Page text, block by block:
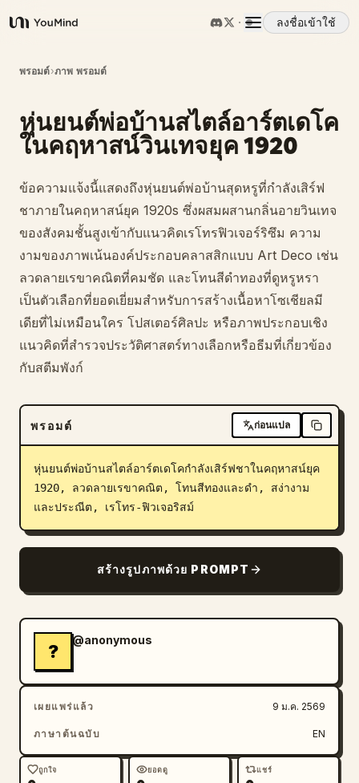
YouMind
ลงชื่อเข้าใช้
ภาพรวม
กรณีการใช้งาน
พรอมต์
ราคา
ดาวน์โหลด
อัปเดต
พรอมต์›ภาพ พรอมต์
หุ่นยนต์พ่อบ้านสไตล์อาร์ตเดโค
ในคฤหาสน์วินเทจยุค 1920
ข้อความแจ้งนี้แสดงถึงหุ่นยนต์พ่อบ้านสุดหรูที่กำลังเสิร์ฟ
ชาภายในคฤหาสน์ยุค 1920s ซึ่งผสมผสานกลิ่นอายวินเทจ
ของสังคมชั้นสูงเข้ากับแนวคิดเรโทรฟิวเจอร์ริซึม ความ
งามของภาพเน้นองค์ประกอบคลาสสิกแบบ Art Deco เช่น
ลวดลายเรขาคณิตที่คมชัด และโทนสีดำทองที่ดูหรูหรา
เป็นตัวเลือกที่ยอดเยี่ยมสำหรับการสร้างเนื้อหาโซเชียลมี
เดียที่ไม่เหมือนใคร โปสเตอร์ศิลปะ หรือภาพประกอบเชิง
แนวคิดที่สำรวจประวัติศาสตร์ทางเลือกหรือธีมที่เกี่ยวข้อง
กับสตีมพังก์
พรอมต์ ก่อนแปล
หุ่นยนต์พ่อบ้านสไตล์อาร์ตเดโคกำลังเสิร์ฟชาในคฤหาสน์ยุค
1920, ลวดลายเรขาคณิต, โทนสีทองและดำ, สง่างาม
และประณีต, เรโทร-ฟิวเจอริสม์
สร้างรูปภาพด้วย PROMPT
?
@anonymous
เผยแพร่แล้ว 9 ม.ค. 2569
ภาษาต้นฉบับ EN
ถูกใจ ยอดดู แชร์